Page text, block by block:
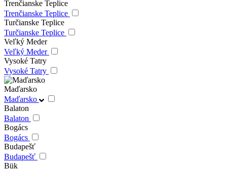
Trenčianske Teplice
Trenčianske Teplice
Turčianske Teplice
Turčianske Teplice
Veľký Meder
Veľký Meder
Vysoké Tatry
Vysoké Tatry
Maďarsko
Maďarsko
Balaton
Balaton
Bogács
Bogács
Budapešť
Budapešť
Bük